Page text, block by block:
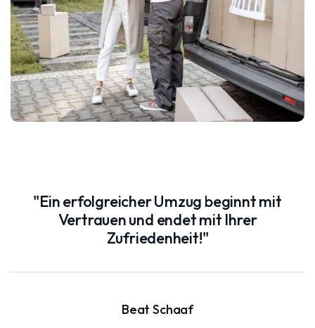
"Ein erfolgreicher Umzug beginnt mit
Vertrauen und endet mit Ihrer
Zufriedenheit!"
Beat Schaaf